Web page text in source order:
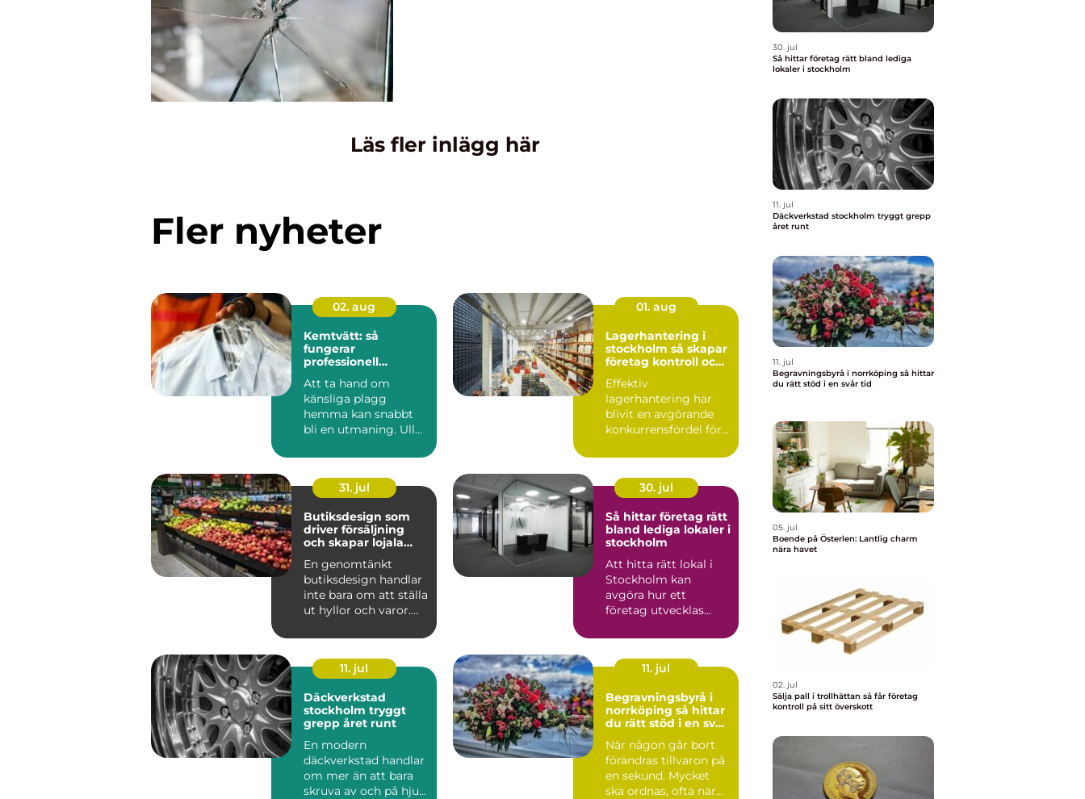
Läs fler inlägg här
Fler nyheter
02. aug
Kemtvätt: så
fungerar
professionell
Att ta hand om
känsliga plagg
hemma kan snabbt
bli en utmaning. Ull
som tapp...
01. aug
Lagerhantering i
stockholm så skapar
företag kontroll och
Effektiv
lagerhantering har
blivit en avgörande
konkurrensfördel för
När varufl...
31. jul
Butiksdesign som
driver försäljning
och skapar lojala
En genomtänkt
butiksdesign handlar
inte bara om att ställa
ut hyllor och varor.
kun...
30. jul
Så hittar företag rätt
bland lediga lokaler i
stockholm
Att hitta rätt lokal i
Stockholm kan
avgöra hur ett
företag utvecklas
framåt. Läget p...
11. jul
Däckverkstad
stockholm tryggt
grepp året runt
En modern
däckverkstad handlar
om mer än att bara
skruva av och på hjul.
11. jul
Begravningsbyrå i
norrköping så hittar
du rätt stöd i en svår
När någon går bort
förändras tillvaron på
en sekund. Mycket
ska ordnas, ofta när
30. jul
Så hittar företag rätt bland lediga
lokaler i stockholm
11. jul
Däckverkstad stockholm tryggt grepp
året runt
11. jul
Begravningsbyrå i norrköping så hittar
du rätt stöd i en svår tid
05. jul
Boende på Österlen: Lantlig charm
nära havet
02. jul
Sälja pall i trollhättan så får företag
kontroll på sitt överskott